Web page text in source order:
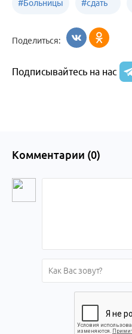
#Больницы #сдать
анализы
в
Бийске
Поделиться:
Подписывайтесь на нас
Комментарии (0)